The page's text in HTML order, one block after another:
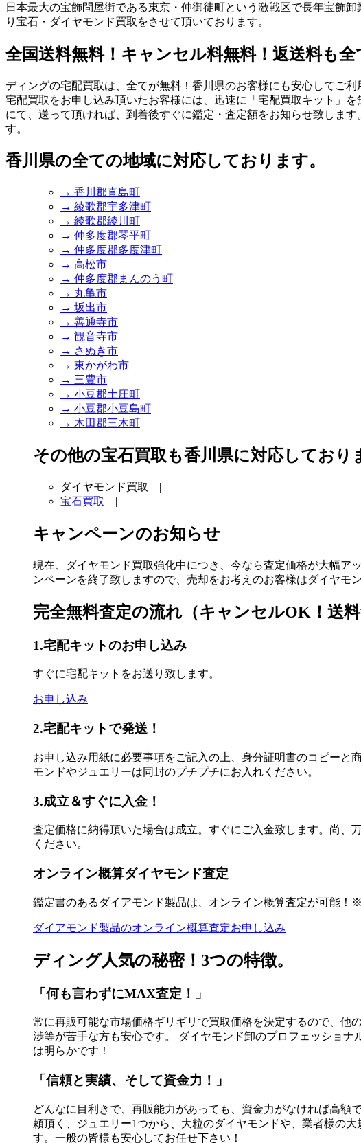
日本最大の宝飾問屋街である東京・仲御徒町という激戦区で長年宝飾
り宝石・ダイヤモンド買取をさせて頂いております。
全国送料無料！キャンセル料無料！返送料も全
ディングの宅配買取は、全てが無料！香川県のお客様にも安心してご利
宅配買取をお申し込み頂いたお客様には、迅速に「宅配買取キット」
にて、送って頂ければ、到着後すぐに鑑定・査定額をお知らせ致しま
す。
香川県の全ての地域に対応しております。
→ 香川郡直島町
→ 綾歌郡宇多津町
→ 綾歌郡綾川町
→ 仲多度郡琴平町
→ 仲多度郡多度津町
→ 高松市
→ 仲多度郡まんのう町
→ 丸亀市
→ 坂出市
→ 善通寺市
→ 観音寺市
→ さぬき市
→ 東かがわ市
→ 三豊市
→ 小豆郡土庄町
→ 小豆郡小豆島町
→ 木田郡三木町
その他の宝石買取も香川県に対応しており
ダイヤモンド買取 |
宝石買取
|
キャンペーンのお知らせ
現在、ダイヤモンド買取強化中につき、今なら査定価格が大幅
ンペーンを終了致しますので、売却をお考えのお客様はダイヤモ
完全無料査定の流れ（キャンセルOK！送料
1.宅配キットのお申し込み
すぐに宅配キットをお送り致します。
お申し込み
2.宅配キットで発送！
お申し込み用紙に必要事項をご記入の上、身分証明書のコピー
モンドやジュエリーは同封のプチプチにお入れください。
3.成立＆すぐに入金！
査定価格に納得頂いた場合は成立。すぐにご入金致します。尚、
ください。
オンライン概算ダイヤモンド査定
鑑定書のあるダイアモンド製品は、オンライン概算査定が可能！
ダイアモンド製品のオンライン概算査定お申し込み
ディング人気の秘密！3つの特徴。
「何も言わずにMAX査定！」
常に再販可能な市場価格ギリギリで買取価格を決定するので、
渉等が苦手な方も安心です。 ダイヤモンド卸のプロフェッショ
は明らかです！
「信頼と実績、そして資金力！」
どんなに目利きで、再販能力があっても、資金力がなければ高額
頼頂く、ジュエリー1つから、大粒のダイヤモンドや、業者様の
す。一般の皆様も安心してお任せ下さい！